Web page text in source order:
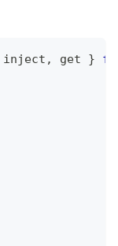
inject , get }